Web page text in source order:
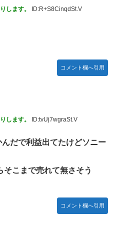
します。 ID:R+S8CinqdSt.V
コメント欄へ引用
します。 ID:tvUj7wgraSt.V
だで利益出てたけどソニー
そこまで売れて無さそう
コメント欄へ引用